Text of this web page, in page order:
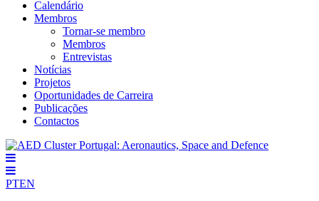
Calendário
Membros
Tornar-se membro
Membros
Entrevistas
Notícias
Projetos
Oportunidades de Carreira
Publicações
Contactos
PTEN